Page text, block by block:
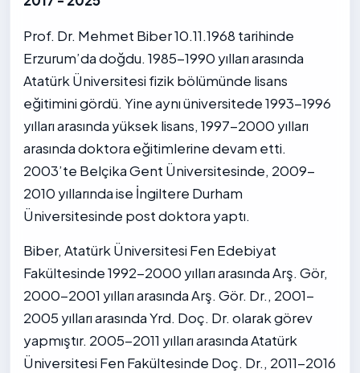
Prof. Dr. Mehmet Biber 10.11.1968 tarihinde
Erzurum’da doğdu. 1985-1990 yılları arasında
Atatürk Üniversitesi fizik bölümünde lisans
eğitimini gördü. Yine aynı üniversitede 1993-1996
yılları arasında yüksek lisans, 1997-2000 yılları
arasında doktora eğitimlerine devam etti.
2003’te Belçika Gent Üniversitesinde, 2009-
2010 yıllarında ise İngiltere Durham
Üniversitesinde post doktora yaptı.
Biber, Atatürk Üniversitesi Fen Edebiyat
Fakültesinde 1992-2000 yılları arasında Arş. Gör,
2000-2001 yılları arasında Arş. Gör. Dr., 2001-
2005 yılları arasında Yrd. Doç. Dr. olarak görev
yapmıştır. 2005-2011 yılları arasında Atatürk
Üniversitesi Fen Fakültesinde Doç. Dr., 2011-2016